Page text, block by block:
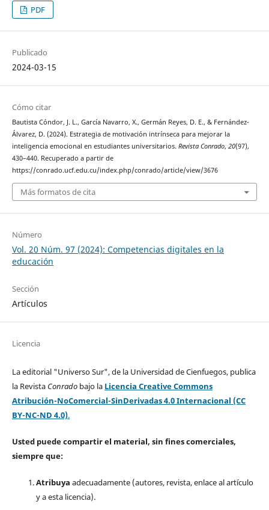
PDF
Publicado
2024-03-15
Cómo citar
Bautista Cóndor, J. L., García Navarro, X., Germán Reyes, D. E., & Fernández-
Álvarez, D. (2024). Estrategia de motivación intrínseca para mejorar la
inteligencia emocional en estudiantes universitarios. Revista Conrado, 20(97),
430–440. Recuperado a partir de
https://conrado.ucf.edu.cu/index.php/conrado/article/view/3676
Más formatos de cita
Número
Vol. 20 Núm. 97 (2024): Competencias digitales en la
educación
Sección
Artículos
Licencia
La editorial "Universo Sur", de la Universidad de Cienfuegos, publica
la Revista Conradobajo la Licencia Creative Commons
Atribución-NoComercial-SinDerivadas 4.0 Internacional (CC
BY-NC-ND 4.0).
Usted puede compartir el material, sin fines comerciales,
siempre que:
Atribuya adecuadamente (autores, revista, enlace al artículo
y a esta licencia).